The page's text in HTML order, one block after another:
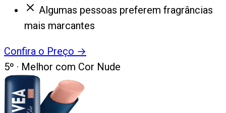
Algumas pessoas preferem fragrâncias
mais marcantes
Confira o Preço →
5º · Melhor com Cor Nude